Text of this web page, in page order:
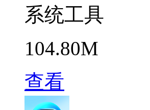
系统工具
104.80M
查看